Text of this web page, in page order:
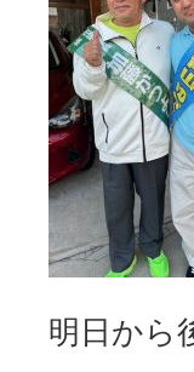
明日から